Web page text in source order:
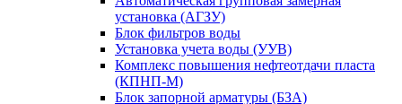
установка (АГЗУ)
Блок фильтров воды
Установка учета воды (УУВ)
Комплекс повышения нефтеотдачи пласта
(КПНП-М)
Блок запорной арматуры (БЗА)